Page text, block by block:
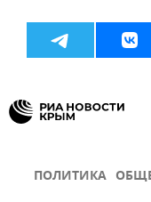
ПОЛИТИКА